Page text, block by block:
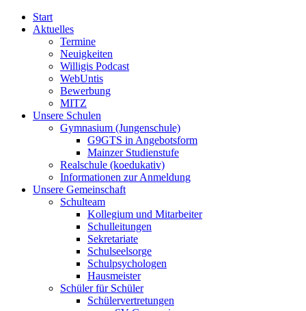
Start
Aktuelles
Termine
Neuigkeiten
Willigis Podcast
WebUntis
Bewerbung
MITZ
Unsere Schulen
Gymnasium (Jungenschule)
G9GTS in Angebotsform
Mainzer Studienstufe
Realschule (koedukativ)
Informationen zur Anmeldung
Unsere Gemeinschaft
Schulteam
Kollegium und Mitarbeiter
Schulleitungen
Sekretariate
Schulseelsorge
Schulpsychologen
Hausmeister
Schüler für Schüler
Schülervertretungen